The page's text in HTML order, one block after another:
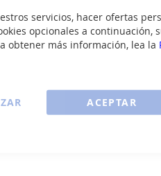
servicios, hacer ofertas
opcionales a continuación,
obtener más información, lea la
ACEPTAR
¿Necesitas más
a